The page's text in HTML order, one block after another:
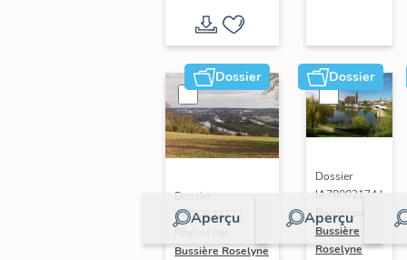
Dossier
Aperçu
Dossier
IA78002272 |
Bussière Roselyne
Dossier
Aperçu
Dossier
IA78002174 |
Réalisé par
Bussière
Roselyne